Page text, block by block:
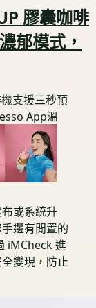
膠囊咖啡
郁模式，
支援三秒預
App溫
或系統升
邊有閒置的
iMCheck 進
變現，防止